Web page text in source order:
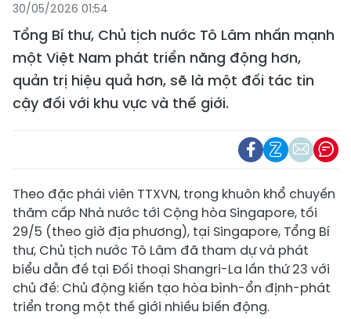
30/05/2026 01:54
Tổng Bí thư, Chủ tịch nước Tô Lâm nhấn mạnh
một Việt Nam phát triển năng động hơn,
quản trị hiệu quả hơn, sẽ là một đối tác tin
cậy đối với khu vực và thế giới.
Theo đặc phái viên TTXVN, trong khuôn khổ chuyến
thăm cấp Nhà nước tới Cộng hòa Singapore, tối
29/5 (theo giờ địa phương), tại Singapore, Tổng Bí
thư, Chủ tịch nước Tô Lâm đã tham dự và phát
biểu dẫn đề tại Đối thoại Shangri-La lần thứ 23 với
chủ đề: Chủ động kiến tạo hòa bình-ổn định-phát
triển trong một thế giới nhiều biến động.